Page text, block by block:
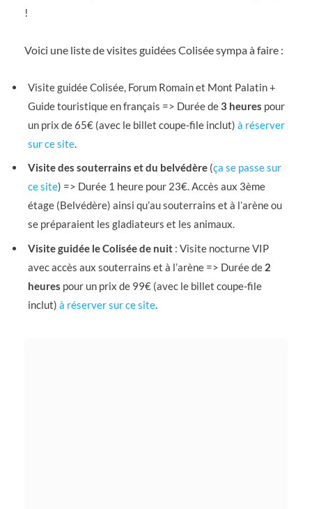
!
Voici une liste de visites guidées Colisée sympa à faire :
Visite guidéeColisée, Forum Romain et Mont Palatin +
Guide touristique en français => Durée de3 heures pour
un prix de 65€ (avec le billet coupe-file inclut) à réserver
sur ce site.
Visite des souterrains et du belvédère (ça se passe sur
ce site) => Durée 1 heure pour 23€. Accès aux 3ème
étage (Belvédère) ainsi qu’au souterrains et à l’arène ou
se préparaient les gladiateurs et les animaux.
Visite guidée le Colisée de nuit : Visite nocturne VIP
avec accès aux souterrains et à l’arène => Durée de 2
heures pour un prix de 99€ (avec le billet coupe-file
inclut) à réserver sur ce site.